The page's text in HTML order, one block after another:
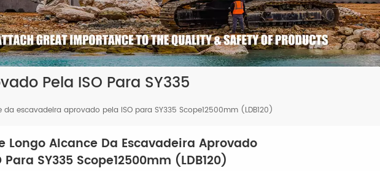
Pela ISO Para SY335
escavadeira aprovado pela ISO para SY335 Scope12500mm (LDB120)
Longo Alcance Da Escavadeira Aprovado
Para SY335 Scope12500mm (LDB120)